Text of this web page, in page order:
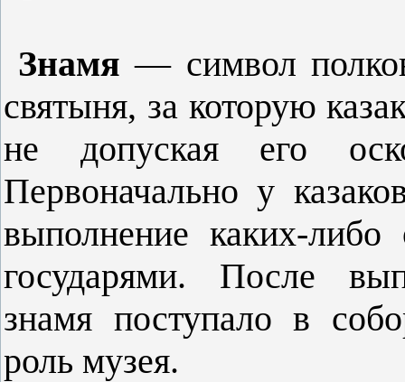
Знамя— символ
святыня, за которую
не допуская его
Первоначально у
выполнение каких-либо
государями. После
знамя поступало в
роль музея.